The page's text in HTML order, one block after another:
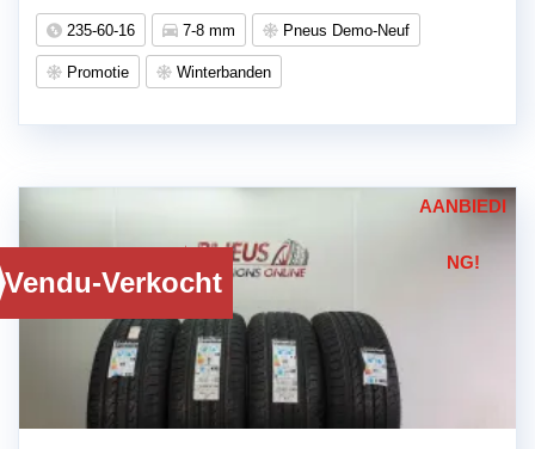
heeft
meerdere
op
productpagina
65.00€
tot
129.00€
235-60-16 7-8 mm Pneus Demo-Neuf
Promotie Winterbanden
AANBIEDI
NG!
Vendu-Verkocht